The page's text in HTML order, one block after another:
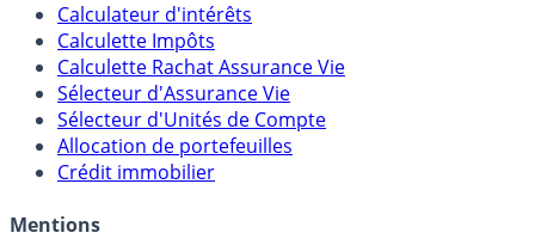
Calculateur d'intérêts
Calculette Impôts
Calculette Rachat Assurance Vie
Sélecteur d'Assurance Vie
Sélecteur d'Unités de Compte
Allocation de portefeuilles
Crédit immobilier
Mentions